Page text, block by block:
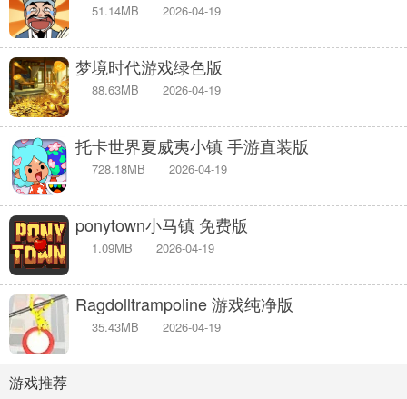
51.14MB 2026-04-19
梦境时代游戏绿色版
88.63MB 2026-04-19
托卡世界夏威夷小镇 手游直装版
728.18MB 2026-04-19
ponytown小马镇 免费版
1.09MB 2026-04-19
Ragdolltrampoline 游戏纯净版
35.43MB 2026-04-19
游戏推荐